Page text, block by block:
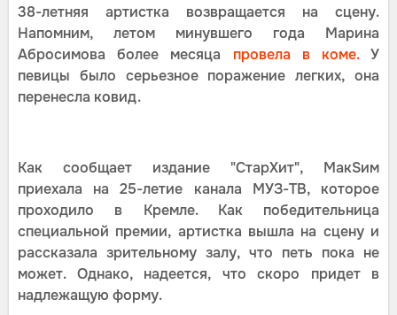
38-летняя артистка возвращается на сцену.
Напомним, летом минувшего года Марина
Абросимова более месяца провела в коме.У
певицы было серьезное поражение легких, она
перенесла ковид.
Как сообщает издание "СтарХит", МакSим
приехала на 25-летие канала МУЗ-ТВ, которое
проходило в Кремле. Как победительница
специальной премии, артистка вышла на сцену и
рассказала зрительному залу, что петь пока не
может. Однако, надеется, что скоро придет в
надлежащую форму.